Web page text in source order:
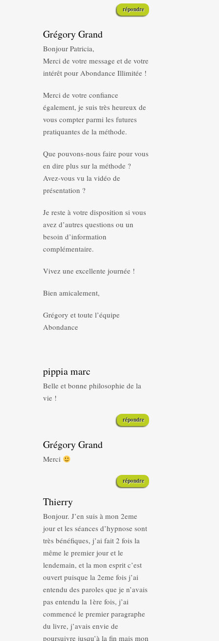
répondre
Grégory Grand
Bonjour Patricia,
Merci de votre message et de votre
intérêt pour Abondance Illimitée !
Merci de votre confiance
également, je suis très heureux de
vous compter parmi les futures
pratiquantes de la méthode.
Que pouvons-nous faire pour vous
en dire plus sur la méthode ?
Avez-vous vu la vidéo de
présentation ?
Je reste à votre disposition si vous
avez d’autres questions ou un
besoin d’information
complémentaire.
Vivez une excellente journée !
Bien amicalement,
Grégory et toute l’équipe
Abondance
pippia marc
Belle et bonne philosophie de la
vie !
répondre
Grégory Grand
Merci
répondre
Thierry
Bonjour. J’en suis à mon 2eme
jour et les séances d’hypnose sont
très bénéfiques, j’ai fait 2 fois la
même le premier jour et le
lendemain, et la mon esprit c’est
ouvert puisque la 2eme fois j’ai
entendu des paroles que je n’avais
pas entendu la 1ère fois, j’ai
commencé le premier paragraphe
du livre, j’avais envie de
poursuivre jusqu’à la fin mais mon